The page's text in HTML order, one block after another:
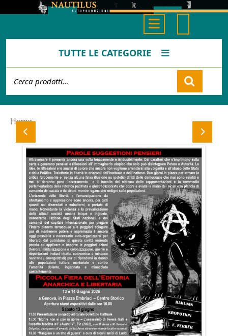
Button
TUTTE LE CATEGORIE
Cart
Home
Previous
Next